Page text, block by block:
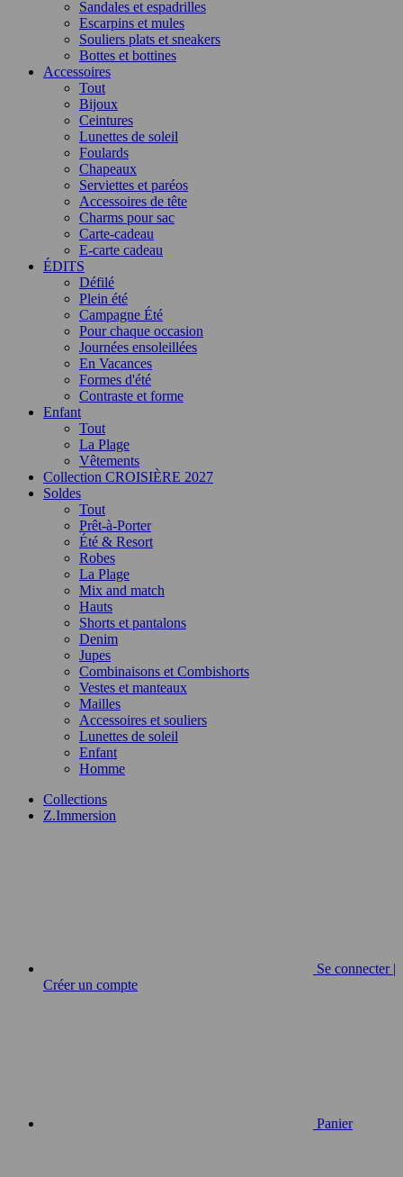
Sandales et espadrilles
Escarpins et mules
Souliers plats et sneakers
Bottes et bottines
Accessoires
Tout
Bijoux
Ceintures
Lunettes de soleil
Foulards
Chapeaux
Serviettes et paréos
Accessoires de tête
Charms pour sac
Carte-cadeau
E-carte cadeau
ÉDITS
Défilé
Plein été
Campagne Été
Pour chaque occasion
Journées ensoleillées
En Vacances
Formes d'été
Contraste et forme
Enfant
Tout
La Plage
Vêtements
Collection CROISIÈRE 2027
Soldes
Tout
Prêt-à-Porter
Été & Resort
Robes
La Plage
Mix and match
Hauts
Shorts et pantalons
Denim
Jupes
Combinaisons et Combishorts
Vestes et manteaux
Mailles
Accessoires et souliers
Lunettes de soleil
Enfant
Homme
Collections
Z.Immersion
Se connecter |
Créer un compte
Panier